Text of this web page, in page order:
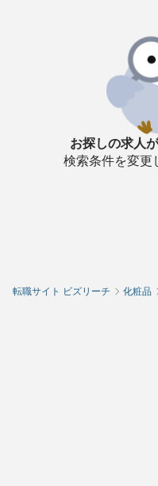
お探しの求人
検索条件を変更
転職サイト ビズリーチ 化粧品